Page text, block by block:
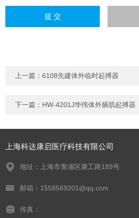
上一篇：6108先建体外临时起搏器
下一篇： HW-4201J华伟体外膈肌起搏器
上海科达康启医疗科技有限公司
地址：上海市青浦区康工路189号
邮箱：1558569201@qq.com
传真：